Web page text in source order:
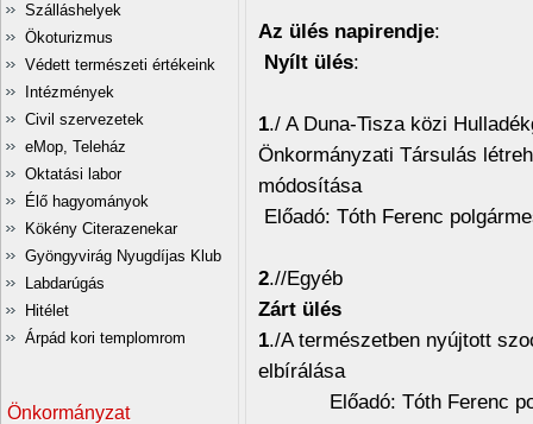
Szálláshelyek
Ökoturizmus
Védett természeti értékeink
Intézmények
Civil szervezetek
eMop, Teleház
Oktatási labor
Élő hagyományok
Kökény Citerazenekar
Gyöngyvirág Nyugdíjas Klub
Labdarúgás
Hitélet
Árpád kori templomrom
Önkormányzat
Az ülés napirendje:
Nyílt ülés:
1./ A Duna-Tisza közi
Önkormányzati Társulás
módosítása
Előadó: Tóth Ferenc
2.//Egyéb
Zárt ülés
1./A természetben nyújtott
elbírálása
Előadó: Tóth Ferenc